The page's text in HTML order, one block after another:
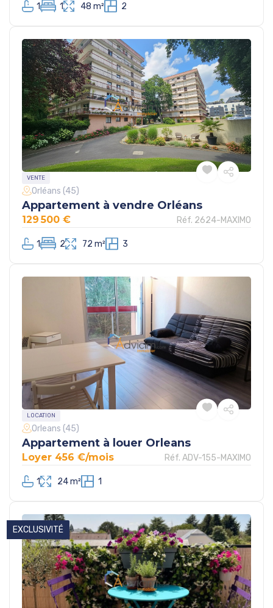
1 1 48 m² 2
VENTE
Réf. 2624-MAXIMO
Orléans (45)
Appartement à vendre Orléans
1 2 72 m² 3
129 500 €
LOCATION
Réf. ADV-155-MAXIMO
Orleans (45)
Appartement à louer Orleans
1 24 m² 1
Loyer 456 €/mois
EXCLUSIVITÉ